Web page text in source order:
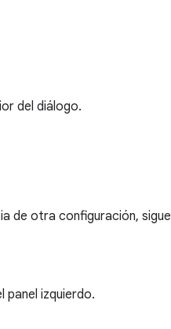
del diálogo.
de otra configuración, sigue
panel izquierdo.